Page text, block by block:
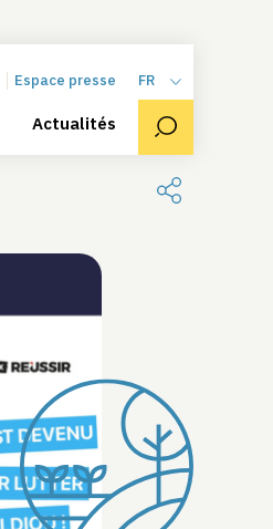
Espace presse
Actualités
FR